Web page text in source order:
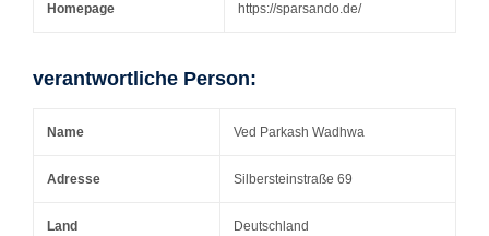
Homepage https://sparsando.de/
verantwortliche Person:
Name Ved Parkash Wadhwa
Adresse Silbersteinstraße 69
Land Deutschland